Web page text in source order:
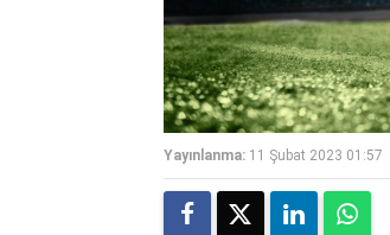
Yayınlanma: 11 Şubat 2023 01:57